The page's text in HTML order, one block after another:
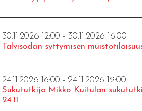
30.11.2026 12:00 - 30.11.2026 16:00
Talvisodan syttymisen
24.11.2026 16:00 - 24.11.2026 19:00
Sukututkija Mikko Kuitulan
24.11.